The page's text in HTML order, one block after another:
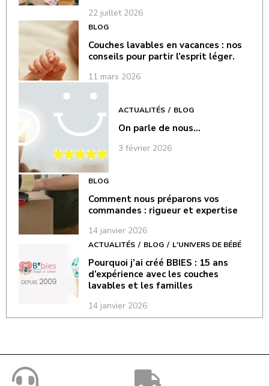
22 juillet 2026
BLOG
Couches lavables en vacances : nos
conseils pour partir l’esprit léger.
11 mars 2026
ACTUALITÉS BLOG
On parle de nous…
3 février 2026
BLOG
Comment nous préparons vos
commandes : rigueur et expertise
14 janvier 2026
ACTUALITÉS BLOG L'UNIVERS DE BÉBÉ
Pourquoi j’ai créé BBIES : 15 ans
d’expérience avec les couches
lavables et les familles
14 janvier 2026